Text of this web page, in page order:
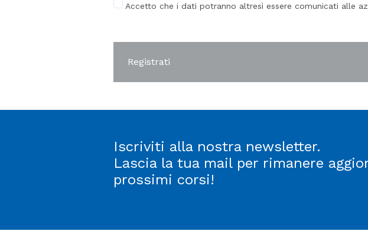
Accetto che i dati potranno altresì essere comunicati alle
Registrati
Iscriviti alla nostra newsletter.
Lascia la tua mail per rimanere
prossimi corsi!